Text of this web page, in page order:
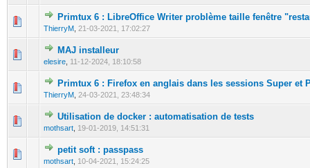
Primtux 6 : LibreOffice Writer problème taille fenêtre
ThierryM 21-03-2021, 17:02:27
0 Votes - 0 sur 5 en moyenne
12 345
MAJ installeur
elesire 11-12-2024, 18:10:58
0 Votes - 0 sur 5 en moyenne
Primtux 6 : Firefox en anglais dans les sessions Super et
ThierryM 24-03-2021, 23:48:34
0 Votes - 0 sur 5 en moyenne
12345
Utilisation de docker : automatisation de tests
mothsart 19-01-2019, 14:51:31
0 Votes - 0 sur 5 en moyenne
1 2 345
petit soft : passpass
mothsart 10-04-2021, 15:24:25
0 Votes - 0 sur 5 en moyenne